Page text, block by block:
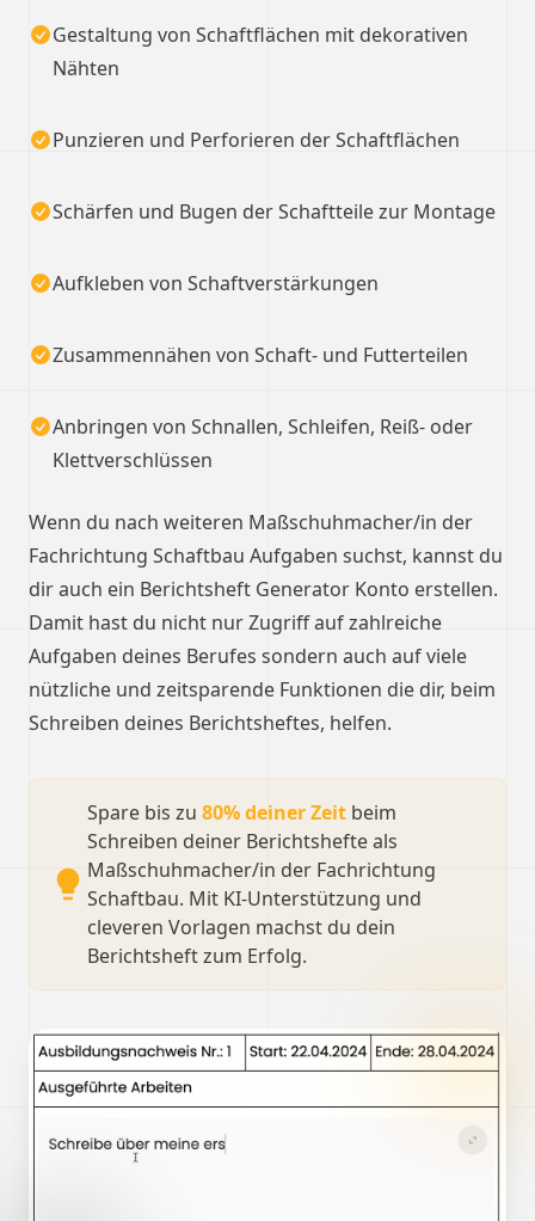
Gestaltung von Schaftflächen mit dekorativen
Nähten
Punzieren und Perforieren der Schaftflächen
Schärfen und Bugen der Schaftteile zur Montage
Aufkleben von Schaftverstärkungen
Zusammennähen von Schaft- und Futterteilen
Anbringen von Schnallen, Schleifen, Reiß- oder
Klettverschlüssen
Wenn du nach weiteren Maßschuhmacher/in der
Fachrichtung Schaftbau Aufgaben suchst, kannst du
dir auch ein Berichtsheft Generator Konto erstellen.
Damit hast du nicht nur Zugriff auf zahlreiche
Aufgaben deines Berufes sondern auch auf viele
nützliche und zeitsparende Funktionen die dir, beim
Schreiben deines Berichtsheftes, helfen.
Spare bis zu 80% deiner Zeit beim
Schreiben deiner Berichtshefte als
Maßschuhmacher/in der Fachrichtung
Schaftbau. Mit KI-Unterstützung und
cleveren Vorlagen machst du dein
Berichtsheft zum Erfolg.